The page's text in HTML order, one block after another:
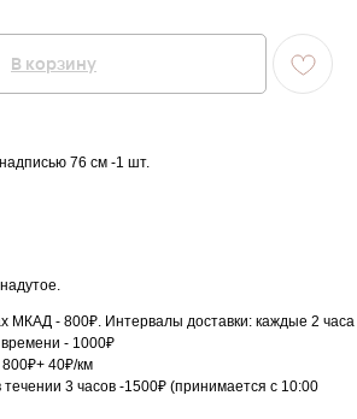
В корзину
76 см -1 шт.
МКАД - 800₽. Интервалы доставки: каждые 2 часа
времени - 1000₽
40₽/км
течении 3 часов -1500₽ (принимается с 10:00